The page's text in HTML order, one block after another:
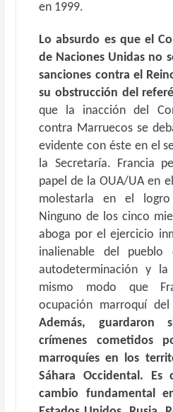
en 1999.
Lo absurdo es que el
de Naciones Unidas no
sanciones contra el
su obstrucción del
que la inacción del
contra Marruecos se
evidente con éste en el
la Secretaría. Francia
papel de la OUA/UA en
molestarla en el
Ninguno de los cinco
aboga por el ejercicio
inalienable del
autodeterminación y la
mismo modo que
ocupación marroquí del
Además, guardaron
crímenes cometidos
marroquíes en los
Sáhara Occidental.
cambio fundamental